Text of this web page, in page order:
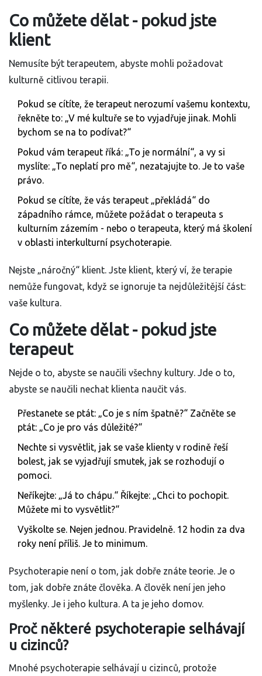
Co můžete dělat - pokud jste
klient
Nemusíte být terapeutem, abyste mohli požadovat
kulturně citlivou terapii.
Pokud se cítíte, že terapeut nerozumí vašemu kontextu,
řekněte to: „V mé kultuře se to vyjadřuje jinak. Mohli
bychom se na to podívat?“
Pokud vám terapeut říká: „To je normální“, a vy si
myslíte: „To neplatí pro mě“, nezatajujte to. Je to vaše
právo.
Pokud se cítíte, že vás terapeut „překládá“ do
západního rámce, můžete požádat o terapeuta s
kulturním zázemím - nebo o terapeuta, který má školení
v oblasti interkulturní psychoterapie.
Nejste „náročný“ klient. Jste klient, který ví, že terapie
nemůže fungovat, když se ignoruje ta nejdůležitější část:
vaše kultura.
Co můžete dělat - pokud jste
terapeut
Nejde o to, abyste se naučili všechny kultury. Jde o to,
abyste se naučili nechat klienta naučit vás.
Přestanete se ptát: „Co je s ním špatně?“ Začněte se
ptát: „Co je pro vás důležité?“
Nechte si vysvětlit, jak se vaše klienty v rodině řeší
bolest, jak se vyjadřují smutek, jak se rozhodují o
pomoci.
Neříkejte: „Já to chápu.“ Říkejte: „Chci to pochopit.
Můžete mi to vysvětlit?“
Vyškolte se. Nejen jednou. Pravidelně. 12 hodin za dva
roky není příliš. Je to minimum.
Psychoterapie není o tom, jak dobře znáte teorie. Je o
tom, jak dobře znáte člověka. A člověk není jen jeho
myšlenky. Je i jeho kultura. A ta je jeho domov.
Proč některé psychoterapie selhávají
u cizinců?
Mnohé psychoterapie selhávají u cizinců, protože